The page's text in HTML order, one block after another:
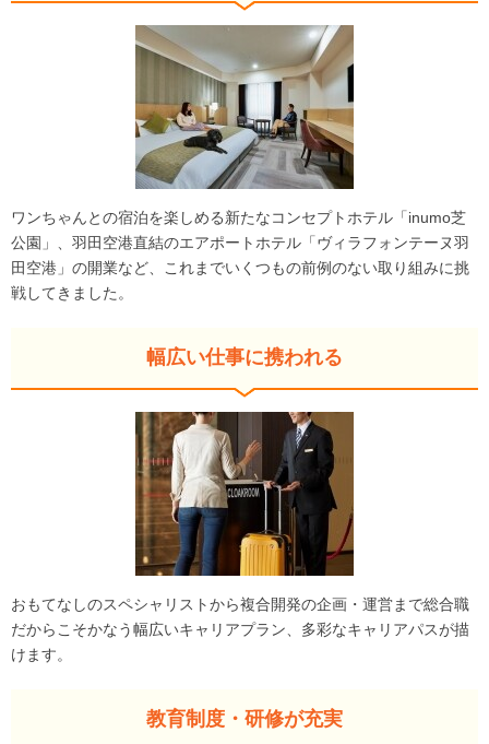
ワンちゃんとの宿泊を楽しめる新たなコンセプトホテル「inumo芝
公園」、羽田空港直結のエアポートホテル「ヴィラフォンテーヌ羽
田空港」の開業など、これまでいくつもの前例のない取り組みに挑
戦してきました。
幅広い仕事に携われる
おもてなしのスペシャリストから複合開発の企画・運営まで総合職
だからこそかなう幅広いキャリアプラン、多彩なキャリアパスが描
けます。
教育制度・研修が充実